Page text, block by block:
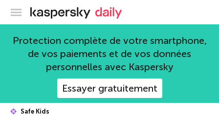
Blog officiel de Kaspersky
Protection complète de votre smartphone,
de vos paiements et de vos données
personnelles avec Kaspersky
Essayer gratuitement
Safe Kids